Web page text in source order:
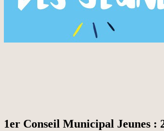
1er Conseil Municipal Jeunes :